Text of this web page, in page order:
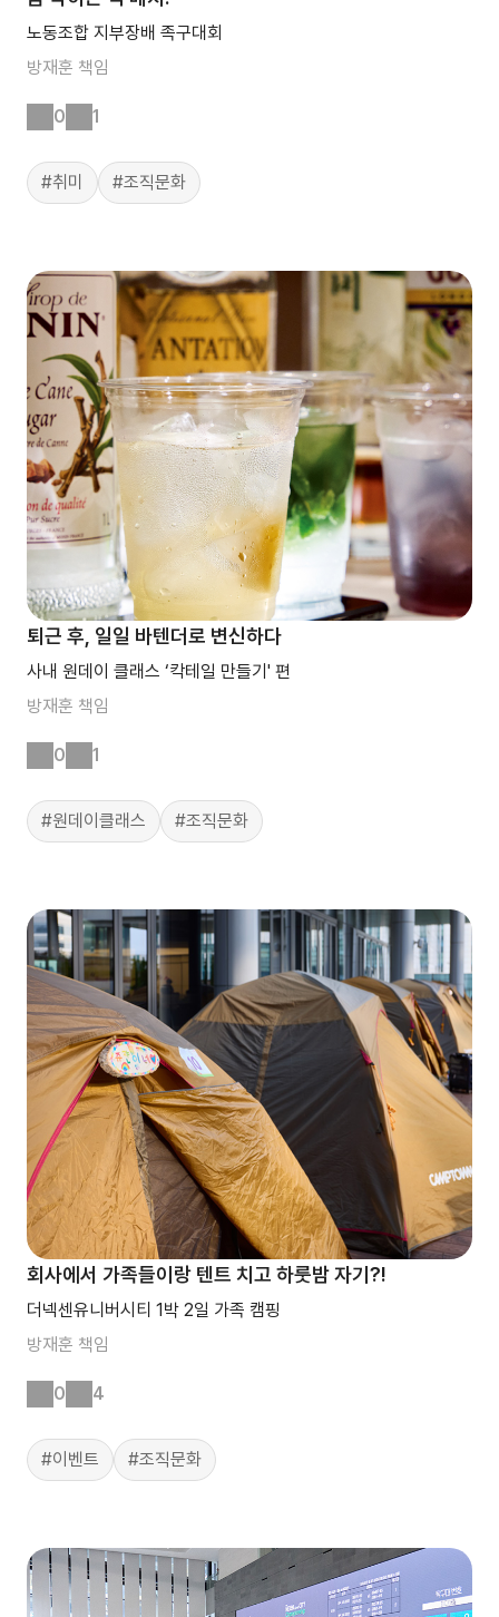
노동조합 지부장배 족구대회
방재훈 책임
0 1
#취미 #조직문화
퇴근 후, 일일 바텐더로 변신하다
사내 원데이 클래스 ‘칵테일 만들기' 편
방재훈 책임
0 1
#원데이클래스 #조직문화
회사에서 가족들이랑 텐트 치고 하룻밤 자기?!
더넥센유니버시티 1박 2일 가족 캠핑
방재훈 책임
0 4
#이벤트 #조직문화